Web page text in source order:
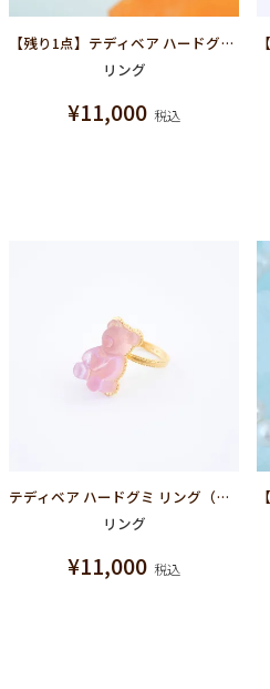
【残り1点】テディベア ハードグミ リング（ソーダ）
リング
¥11,000 税込
テディベア ハードグミ リング（グレープ）
リング
¥11,000 税込